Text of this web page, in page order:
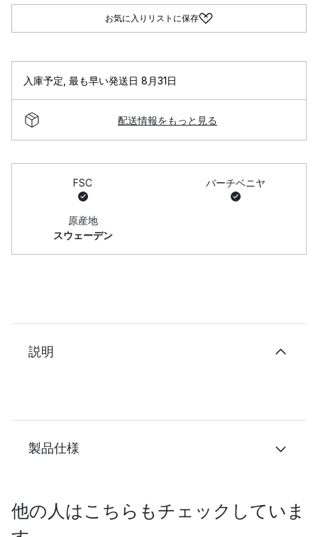
お気に入りリストに保存
入庫予定 最も早い発送日 8月31日
配送情報をもっと見る
FSC バーチベニヤ
原産地
スウェーデン
説明
製品仕様
他の人はこちらもチェックしていま